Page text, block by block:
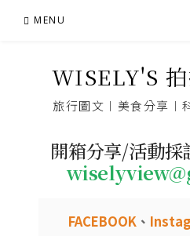
MENU
WISELY'S
旅行圖文︱美食分享︱
開箱分享/活動採
FACEBOOK 、